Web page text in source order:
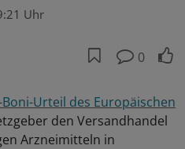
Uhr
0
Boni-Urteil des Europäischen
den Versandhandel
Arzneimitteln in